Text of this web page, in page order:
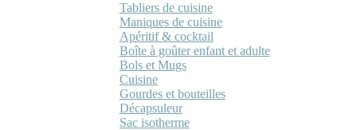
Tabliers de cuisine
Maniques de cuisine
Apéritif & cocktail
Boîte à goûter enfant et adulte
Bols et Mugs
Cuisine
Gourdes et bouteilles
Décapsuleur
Sac isotherme